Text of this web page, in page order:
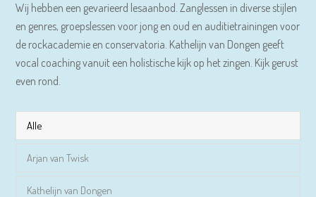
Wij hebben een gevarieerd lesaanbod. Zanglessen in diverse stijlen
en genres, groepslessen voor jong en oud en auditietrainingen voor
de rockacademie en conservatoria. Kathelijn van Dongen geeft
vocal coaching vanuit een holistische kijk op het zingen. Kijk gerust
even rond.
Alle
Arjan van Twisk
Kathelijn van Dongen